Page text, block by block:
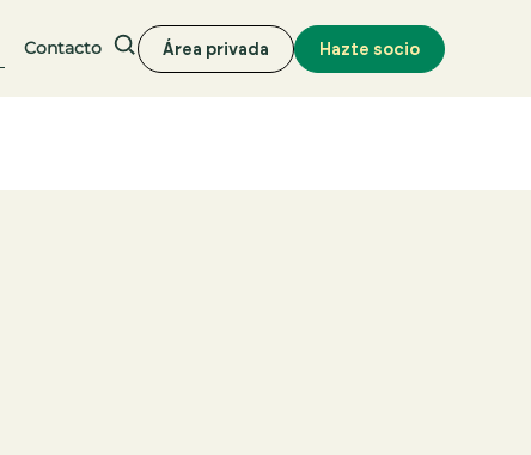
Contacto BuscarÁrea privada Hazte socio